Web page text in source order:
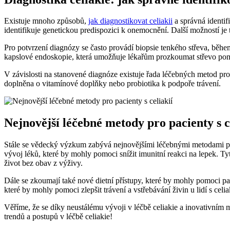
Existuje mnoho způsobů, jak diagnostikovat celiakii a správná
identifikuje genetickou predispozici k onemocnění. Další možností
Pro potvrzení diagnózy se často provádí biopsie tenkého střeva,
kapslové endoskopie, která umožňuje lékařům prozkoumat střevo
V závislosti na stanovené diagnóze existuje řada léčebných metod
doplněna o vitamínové doplňky nebo probiotika k podpoře trávení.
Nejnovější léčebné metody pro pacienty s
Stále se vědecký výzkum zabývá nejnovějšími léčebnými metodami
vývoj léků, které by mohly pomoci snížit imunitní reakci na lepek.
život bez obav z výživy.
Dále se zkoumají také nové dietní přístupy, které by mohly pomoci
které by mohly pomoci zlepšit trávení a vstřebávání živin u lidí s
Věříme, že se díky neustálému vývoji v léčbě celiakie a inovativním
trendů a postupů v léčbě celiakie!